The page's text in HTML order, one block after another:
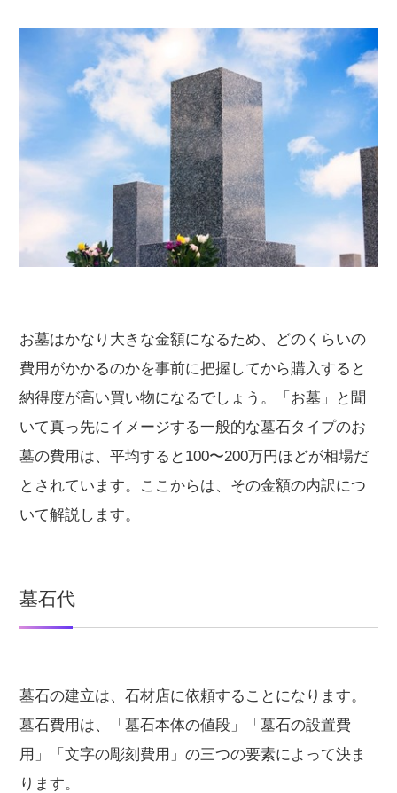
お墓はかなり大きな金額になるため、どのくらいの
費用がかかるのかを事前に把握してから購入すると
納得度が高い買い物になるでしょう。「お墓」と聞
いて真っ先にイメージする一般的な墓石タイプのお
墓の費用は、平均すると100〜200万円ほどが相場だ
とされています。ここからは、その金額の内訳につ
いて解説します。
墓石代
墓石の建立は、石材店に依頼することになります。
墓石費用は、「墓石本体の値段」「墓石の設置費
用」「文字の彫刻費用」の三つの要素によって決ま
ります。